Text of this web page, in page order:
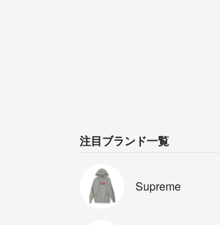
注目ブランド一覧
Supreme